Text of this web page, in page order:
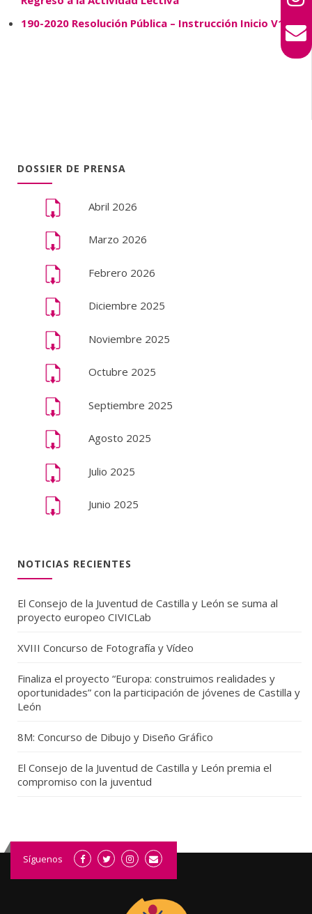
190-2020 Resolución Pública – Instrucción Inicio V1
DOSSIER DE PRENSA
Abril 2026
Marzo 2026
Febrero 2026
Diciembre 2025
Noviembre 2025
Octubre 2025
Septiembre 2025
Agosto 2025
Julio 2025
Junio 2025
NOTICIAS RECIENTES
El Consejo de la Juventud de Castilla y León se suma al
proyecto europeo CIVICLab
XVIII Concurso de Fotografía y Vídeo
Finaliza el proyecto “Europa: construimos realidades y
oportunidades” con la participación de jóvenes de Castilla y
León
8M: Concurso de Dibujo y Diseño Gráfico
El Consejo de la Juventud de Castilla y León premia el
compromiso con la juventud
Síguenos